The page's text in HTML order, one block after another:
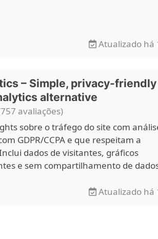
Atualizado há
– Simple, privacy-friendly
alternative
avaliações)
sobre o tráfego do site com
GDPR/CCPA e que respeitam a
dados de visitantes, gráficos
e sem compartilhamento de
Atualizado há